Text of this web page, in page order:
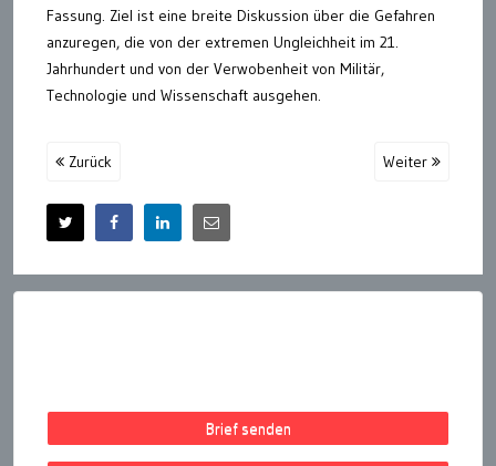
Fassung. Ziel ist eine breite Diskussion über die Gefahren
anzuregen, die von der extremen Ungleichheit im 21.
Jahrhundert und von der Verwobenheit von Militär,
Technologie und Wissenschaft ausgehen.
Zurück Weiter
Brief senden